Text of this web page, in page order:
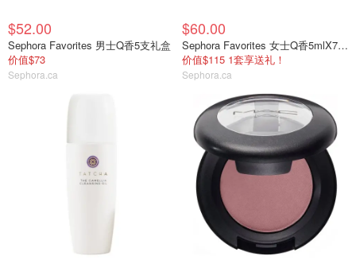
$52.00
Sephora Favorites 男士Q香5支礼盒
价值$73
Sephora.ca
$60.00
Sephora Favorites 女士Q香5mlX7支礼盒
价值$115 1套享送礼！
Sephora.ca